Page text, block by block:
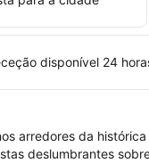
disponível 24
arredores da
deslumbrantes